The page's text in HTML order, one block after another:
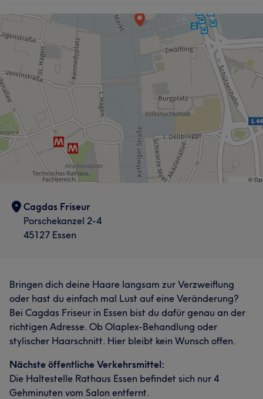
Cagdas Friseur
Porschekanzel 2-4
45127 Essen
Bringen dich deine Haare langsam zur Verzweiflung
oder hast du einfach mal Lust auf eine Veränderung?
Bei Cagdas Friseur in Essen bist du dafür genau an der
richtigen Adresse. Ob Olaplex-Behandlung oder
stylischer Haarschnitt. Hier bleibt kein Wunsch offen.
Nächste öffentliche Verkehrsmittel:
Die Haltestelle Rathaus Essen befindet sich nur 4
Gehminuten vom Salon entfernt.